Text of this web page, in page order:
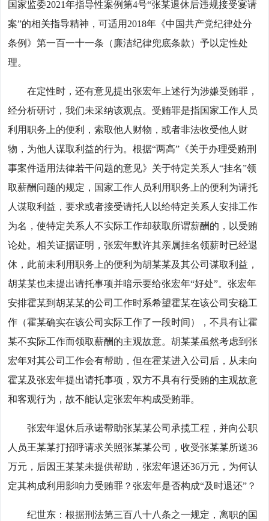
国家监委2021年指导性案例第4号“张某退休后违规接受宴请
案”的相关指导精神，可适用2018年《中国共产党纪律处分
条例》第一百一十一条（廉洁纪律兜底条款）予以定性处
理。
在定性时，还有意见提出张宏年上述行为涉嫌受贿罪，
经分析研讨，我们未采纳该观点。受贿罪是指国家工作人员
利用职务上的便利，索取他人财物，或者非法收受他人财
物，为他人谋取利益的行为。根据“两高”《关于办理受贿刑
事案件适用法律若干问题的意见》关于特定关系人“挂名”领
取薪酬问题的规定，国家工作人员利用职务上的便利为请托
人谋取利益，要求或者接受请托人以给特定关系人安排工作
为名，使特定关系人不实际工作却获取所谓薪酬的，以受贿
论处。相关证据证明，张宏年默许其亲属挂名领薪时已经退
休，此前未利用职务上的便利为胡某某及其公司谋取利益，
胡某某也未提出请托事项并暗示要给张宏年“好处”。张宏年
安排霍某到胡某某的公司工作时系希望霍某在该公司安稳工
作（霍某确实在该公司实际工作了一段时间），不具有让霍
某不实际工作而领取薪酬的主观故意。胡某某虽然考虑到张
宏年对其公司工作会有帮助，但在霍某进入公司后，从未向
霍某及张宏年提出请托事项，双方不具有行受贿的主观故意
和客观行为，故不能认定张宏年构成受贿罪。
张宏年退休后承诺帮助张某某公司承揽工程，并向公职
人员王某某打招呼请求关照张某某公司，收受张某某所送36
万元，后因王某某未提供帮助，张宏年退还36万元，为何认
定其构成利用影响力受贿罪？张宏年是否构成“及时退还”？
纪世东：根据刑法第三百八十八条之一规定，离职的国